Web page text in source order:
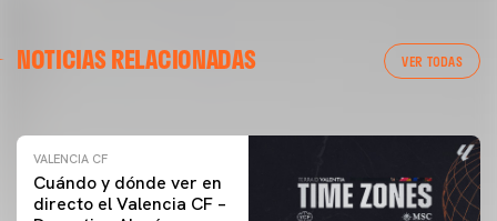
NOTICIAS RELACIONADAS VER TODAS
ENTRENAMIENTO DEL VALENCIA CF 04/03/26
VALENCIA CF
Cuándo y dónde ver en
directo el Valencia CF –